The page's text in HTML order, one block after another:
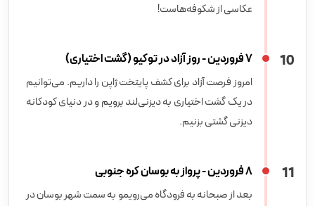
عکاسی از شکوفه‌هاست!
10 7 فروردین - روز آزاد در توکیو (گشت اختیاری)
امروز فرصت آزاد برای کشف پایتخت ژاپن را داریم. می‌توانیم
در یک گشت اختیاری به دیزنی‌لند برویم و در دنیای کودکانه
دیزنی گشتی بزنیم.
11 8 فروردین - پرواز به بوسان کره جنوبی
بعد از صبحانه به فرودگاه می‌رویمو به سمت شهر بوسان در